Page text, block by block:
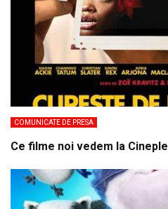
COMUNICATE DE PRESA
Ce filme noi vedem la